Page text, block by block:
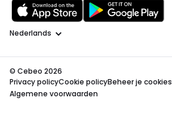
Taal
© Cebeo 2026
Privacy policyCookie policyBeheer je cookies
Algemene voorwaarden